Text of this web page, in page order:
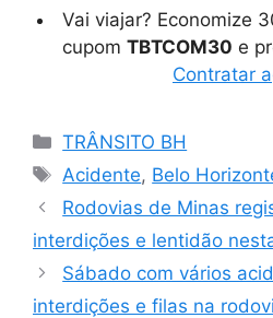
Vai viajar? Economize
cupom TBTCOM30 e
Contratar
Categorias
TRÂNSITO BH
Tags
Acidente, Belo
Rodovias de Minas
interdições e lentidão
Sábado com vários
interdições e filas na